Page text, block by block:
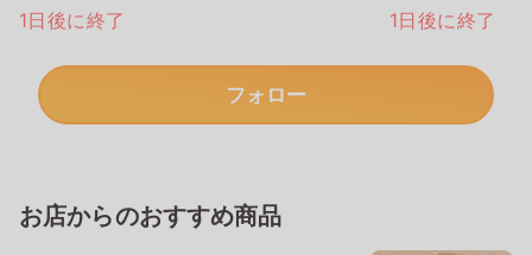
1日後に終了
1日後に終了
フォロー
お店からのおすすめ商品